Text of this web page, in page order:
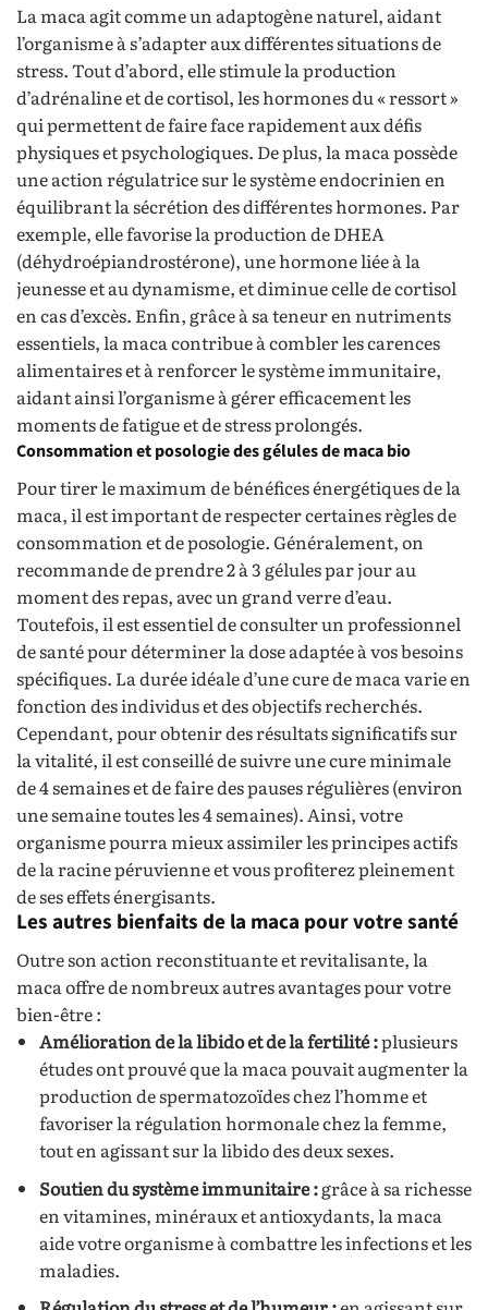
La maca agit comme un adaptogène naturel, aidant
l’organisme à s’adapter aux différentes situations de
stress. Tout d’abord, elle stimule la production
d’adrénaline et de cortisol, les hormones du « ressort »
qui permettent de faire face rapidement aux défis
physiques et psychologiques. De plus, la maca possède
une action régulatrice sur le système endocrinien en
équilibrant la sécrétion des différentes hormones. Par
exemple, elle favorise la production de DHEA
(déhydroépiandrostérone), une hormone liée à la
jeunesse et au dynamisme, et diminue celle de cortisol
en cas d’excès. Enfin, grâce à sa teneur en nutriments
essentiels, la maca contribue à combler les carences
alimentaires et à renforcer le système immunitaire,
aidant ainsi l’organisme à gérer efficacement les
moments de fatigue et de stress prolongés.
Consommation et posologie des gélules de maca bio
Pour tirer le maximum de bénéfices énergétiques de la
maca, il est important de respecter certaines règles de
consommation et de posologie. Généralement, on
recommande de prendre 2 à 3 gélules par jour au
moment des repas, avec un grand verre d’eau.
Toutefois, il est essentiel de consulter un professionnel
de santé pour déterminer la dose adaptée à vos besoins
spécifiques. La durée idéale d’une cure de maca varie en
fonction des individus et des objectifs recherchés.
Cependant, pour obtenir des résultats significatifs sur
la vitalité, il est conseillé de suivre une cure minimale
de 4 semaines et de faire des pauses régulières (environ
une semaine toutes les 4 semaines). Ainsi, votre
organisme pourra mieux assimiler les principes actifs
de la racine péruvienne et vous profiterez pleinement
de ses effets énergisants.
Les autres bienfaits de la maca pour votre santé
Outre son action reconstituante et revitalisante, la
maca offre de nombreux autres avantages pour votre
bien-être :
Amélioration de la libido et de la fertilité :plusieurs
études ont prouvé que la maca pouvait augmenter la
production de spermatozoïdes chez l’homme et
favoriser la régulation hormonale chez la femme,
tout en agissant sur la libido des deux sexes.
Soutien du système immunitaire :grâce à sa richesse
en vitamines, minéraux et antioxydants, la maca
aide votre organisme à combattre les infections et les
maladies.